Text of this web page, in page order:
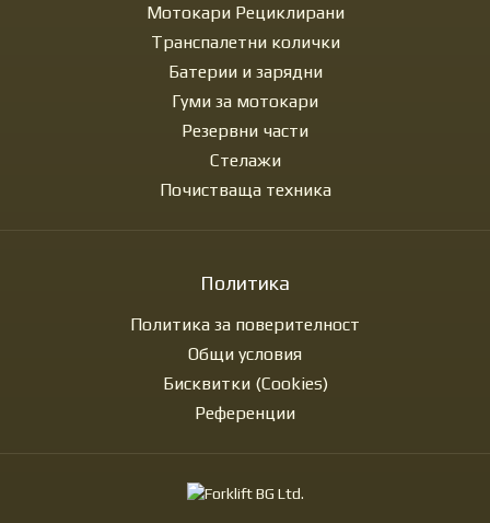
Мотокари Рециклирани
Транспалетни колички
Батерии и зарядни
Гуми за мотокари
Резервни части
Стелажи
Почистваща техника
Политика
Политика за поверителност
Общи условия
Бисквитки (Cookies)
Референции